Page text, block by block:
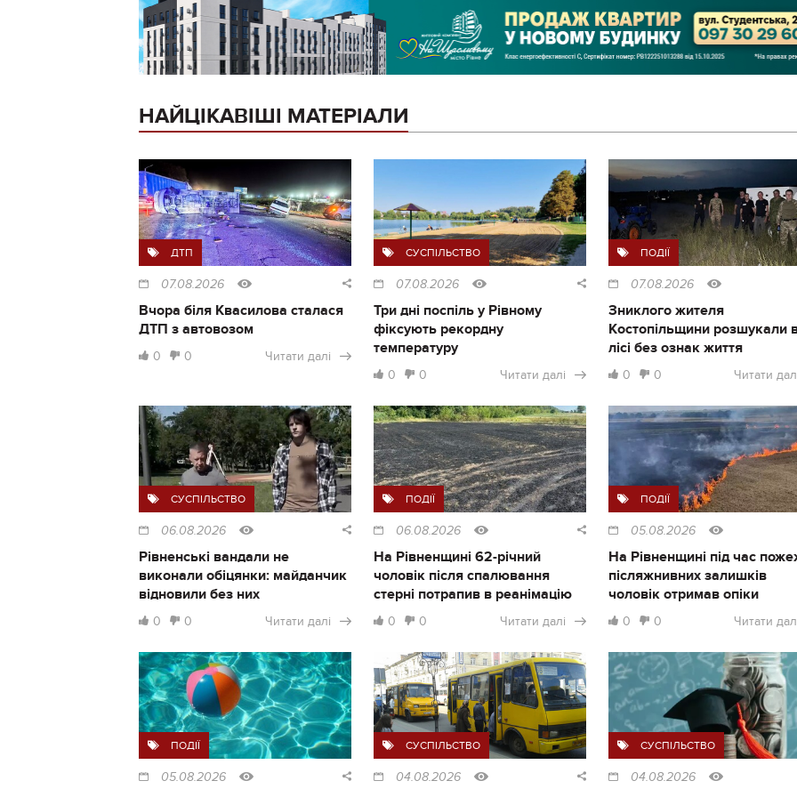
НАЙЦІКАВІШІ МАТЕРІАЛИ
ДТП
07.08.2026
Вчора біля Квасилова сталася
ДТП з автовозом
0 0 Читати далі
СУСПІЛЬСТВО
07.08.2026
Три дні поспіль у Рівному
фіксують рекордну
температуру
0 0 Читати далі
ПОДІЇ
07.08.2026
Зниклого жителя
Костопільщини розшукали
лісі без ознак життя
0 0 Читати
СУСПІЛЬСТВО
06.08.2026
Рівненські вандали не
виконали обіцянки: майданчик
відновили без них
0 0 Читати далі
ПОДІЇ
06.08.2026
На Рівненщині 62-річний
чоловік після спалювання
стерні потрапив в реанімацію
0 0 Читати далі
ПОДІЇ
05.08.2026
На Рівненщині під час
післяжнивних залишків
чоловік отримав опіки
0 0 Читати
ПОДІЇ
05.08.2026
СУСПІЛЬСТВО
04.08.2026
СУСПІЛЬСТВО
04.08.2026